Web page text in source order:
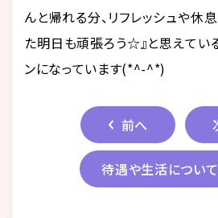
んと帰れる分、リフレッシュや休
た明日も頑張ろう☆』と思えてい
ンになっています(*^-^*)
前へ
待遇や生活につい